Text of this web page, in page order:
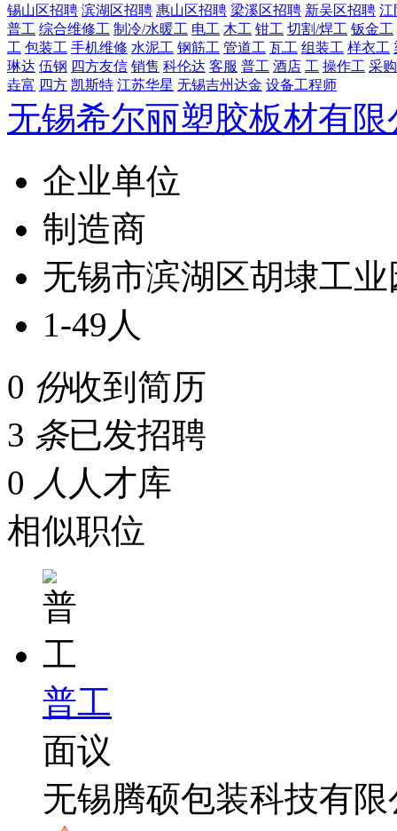
锡山区招聘 滨湖区招聘 惠山区招聘 梁溪区招聘 新吴区招聘 江
普工 综合维修工 制冷/水暖工 电工 木工 钳工 切割/焊工 钣金工
工 包装工 手机维修 水泥工 钢筋工 管道工 瓦工 组装工 样衣工
琳达 伍钢 四方友信 销售 科伦达 客服 普工 酒店 工 操作工 采购
垚富 四方 凯斯特 江苏华星 无锡吉州达金 设备工程师
无锡希尔丽塑胶板材有限
企业单位
制造商
无锡市滨湖区胡埭工
1-49人
0 份收到简历
3 条已发招聘
0 人 人才库
相似职位
普工
面议
无锡腾硕包装科技有限